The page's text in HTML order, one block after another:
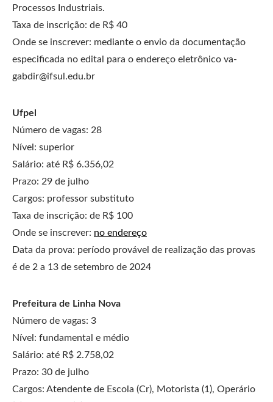
Processos Industriais.
Taxa de inscrição: de R$ 40
Onde se inscrever: mediante o envio da documentação
especificada no edital para o endereço eletrônico va-
gabdir@ifsul.edu.br
Ufpel
Número de vagas: 28
Nível: superior
Salário: até R$ 6.356,02
Prazo: 29 de julho
Cargos: professor substituto
Taxa de inscrição: de R$ 100
Onde se inscrever: no endereço
Data da prova: período provável de realização das provas
é de 2 a 13 de setembro de 2024
Prefeitura de Linha Nova
Número de vagas: 3
Nível: fundamental e médio
Salário: até R$ 2.758,02
Prazo: 30 de julho
Cargos: Atendente de Escola (Cr), Motorista (1), Operário